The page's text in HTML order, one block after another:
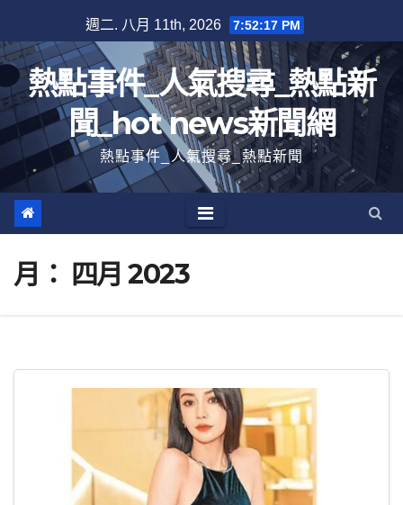
至
內
容
週二. 八月 11th, 2026 7:52:20 PM
熱點事件_人氣搜尋_熱點新
聞_hot news新聞網
熱點事件_人氣搜尋_熱點新聞
月： 四月 2023